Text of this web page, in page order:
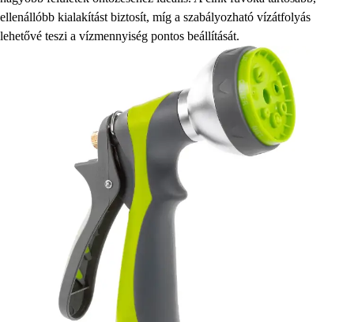
ellenállóbb kialakítást biztosít, míg a szabályozható vízátfolyás
lehetővé teszi a vízmennyiség pontos beállítását.